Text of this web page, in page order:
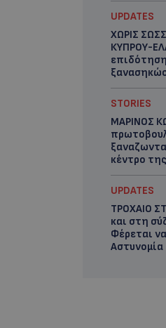
UPDATES
ΧΩΡΙΣ
ΚΥΠΡΟΥ-
STORIES
ΜΑΡΙΝΟΣ
κέντρο
UPDATES
ΤΡΟΧΑΙΟ
και στη
Φέρεται
Αστυνομία